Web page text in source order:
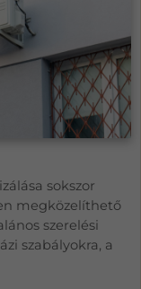
sokszor
megközelíthető
szerelési
szabályokra, a